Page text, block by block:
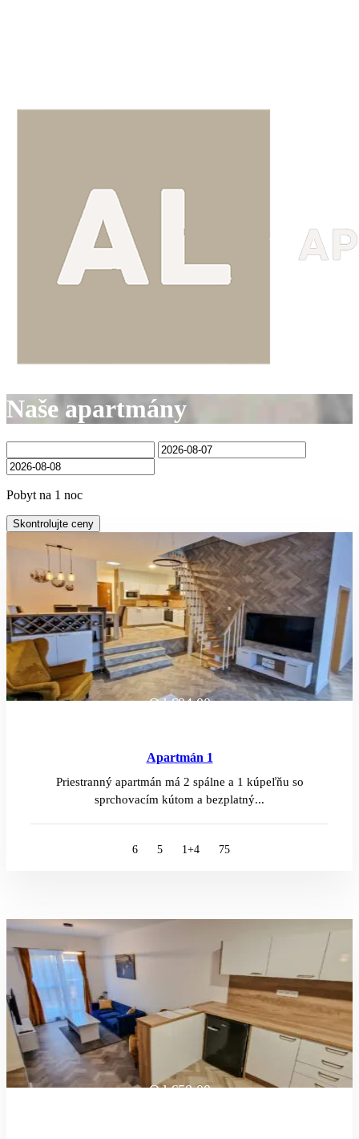
Naše apartmány
Pobyt na 1 noc
Skontrolujte ceny
Od€94.00
Apartmán 1
Priestranný apartmán má 2 spálne a 1 kúpeľňu so
sprchovacím kútom a bezplatný...
6 5 1+4 75
Od€58.00